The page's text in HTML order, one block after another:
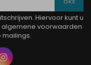
Hiervoor kunt u
voorwaarden
mailings.
Instagram